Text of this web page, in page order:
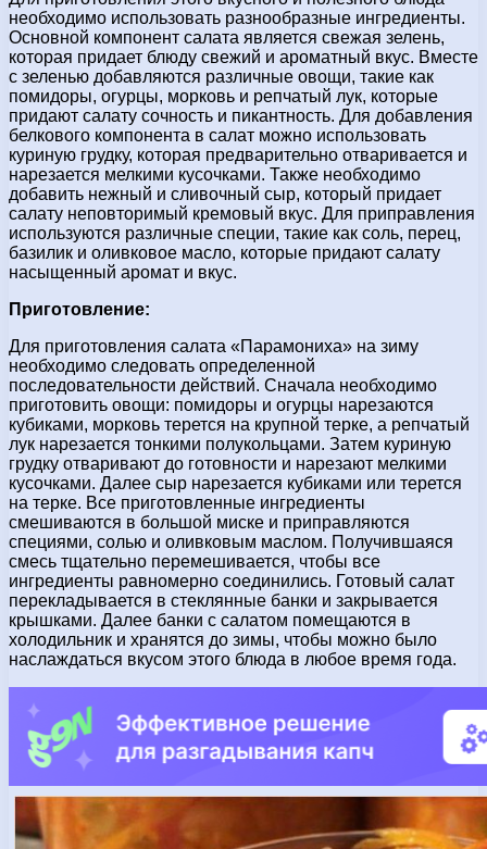
необходимо использовать разнообразные ингредиенты.
Основной компонент салата является свежая зелень,
которая придает блюду свежий и ароматный вкус. Вместе
с зеленью добавляются различные овощи, такие как
помидоры, огурцы, морковь и репчатый лук, которые
придают салату сочность и пикантность. Для добавления
белкового компонента в салат можно использовать
куриную грудку, которая предварительно отваривается и
нарезается мелкими кусочками. Также необходимо
добавить нежный и сливочный сыр, который придает
салату неповторимый кремовый вкус. Для приправления
используются различные специи, такие как соль, перец,
базилик и оливковое масло, которые придают салату
насыщенный аромат и вкус.
Приготовление:
Для приготовления салата «Парамониха» на зиму
необходимо следовать определенной
последовательности действий. Сначала необходимо
приготовить овощи: помидоры и огурцы нарезаются
кубиками, морковь терется на крупной терке, а репчатый
лук нарезается тонкими полукольцами. Затем куриную
грудку отваривают до готовности и нарезают мелкими
кусочками. Далее сыр нарезается кубиками или терется
на терке. Все приготовленные ингредиенты
смешиваются в большой миске и приправляются
специями, солью и оливковым маслом. Получившаяся
смесь тщательно перемешивается, чтобы все
ингредиенты равномерно соединились. Готовый салат
перекладывается в стеклянные банки и закрывается
крышками. Далее банки с салатом помещаются в
холодильник и хранятся до зимы, чтобы можно было
наслаждаться вкусом этого блюда в любое время года.